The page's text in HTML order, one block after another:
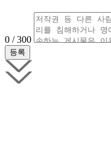
0 / 300